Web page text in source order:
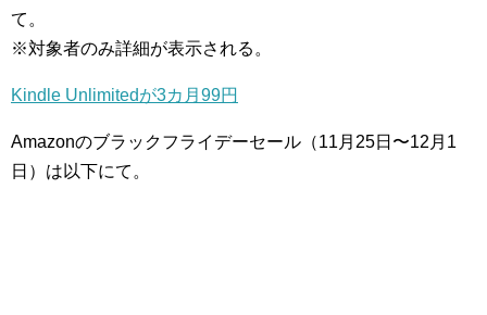
て。
※対象者のみ詳細が表示される。
Kindle Unlimitedが3カ月99円
Amazonのブラックフライデーセール（11月25日〜12月1
日）は以下にて。